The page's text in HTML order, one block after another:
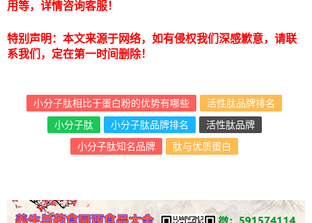
用等，详情咨询客服！
特别声明：本文来源于网络，如有侵权我们深感歉意，请联
系我们，定在第一时间删除！
小分子肽相比于蛋白粉的优势有哪些
活性肽品牌排名
小分子肽
小分子肽品牌排名
活性肽品牌
小分子肽知名品牌
肽与优质蛋白